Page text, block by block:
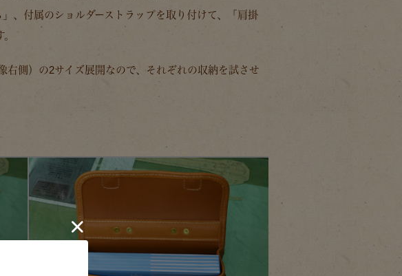
、付属のショルダーストラップを取り付けて、「肩掛
右側）の2サイズ展開なので、それぞれの収納を試させ